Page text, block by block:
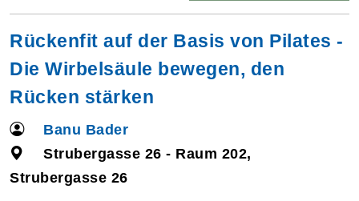
Rückenfit auf der Basis von Pilates -
Die Wirbelsäule bewegen, den
Rücken stärken
Banu Bader
Strubergasse 26 - Raum 202,
Strubergasse 26